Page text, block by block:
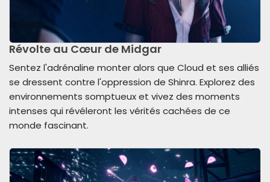
Révolte au Cœur de Midgar
Sentez l'adrénaline monter alors que Cloud et ses alliés
se dressent contre l'oppression de Shinra. Explorez des
environnements somptueux et vivez des moments
intenses qui révéleront les vérités cachées de ce
monde fascinant.